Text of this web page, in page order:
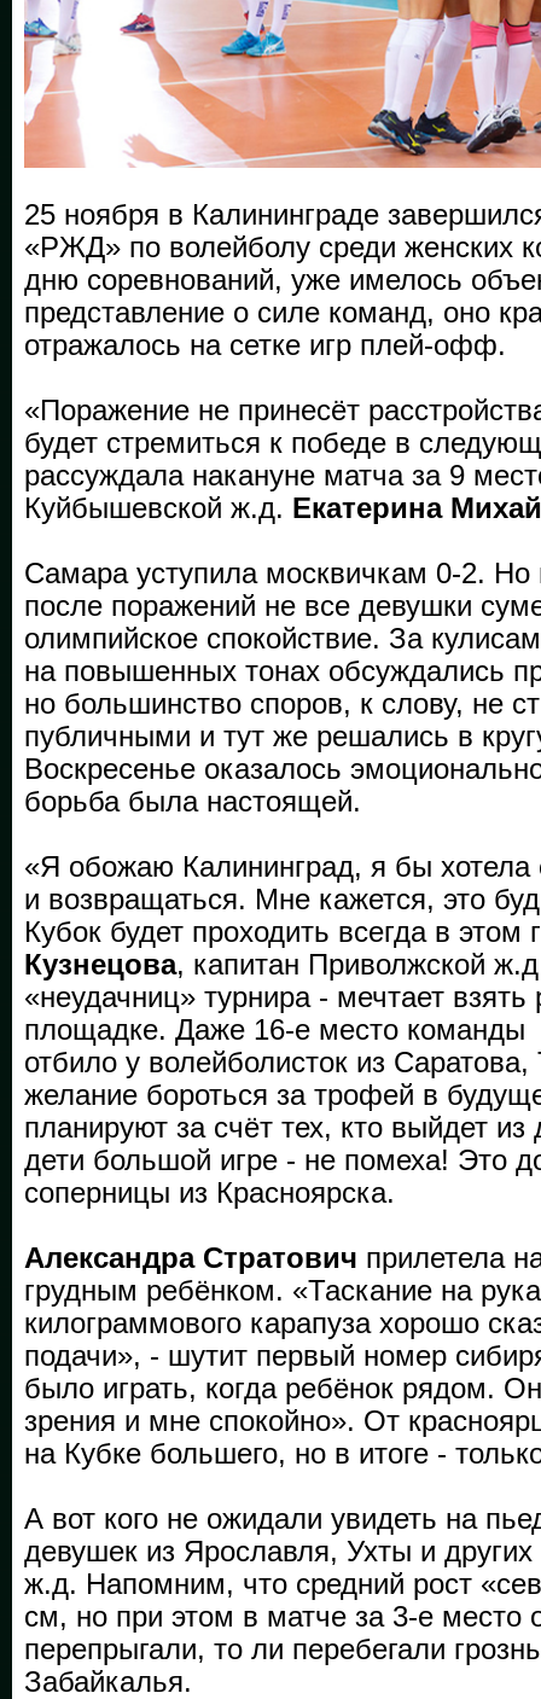
25 ноября в Калининграде
«РЖД» по волейболу среди женских
дню соревнований, уже имелось
представление о силе команд, оно
отражалось на сетке игр плей-офф.
«Поражение не принесёт
будет стремиться к победе в
рассуждала накануне матча за 9
Куйбышевской ж.д. Екатерина
Самара уступила москвичкам 0-2. Но
после поражений не все девушки
олимпийское спокойствие. За
на повышенных тонах обсуждались
но большинство споров, к слову, не
публичными и тут же решались в
Воскресенье оказалось
борьба была настоящей.
«Я обожаю Калининград, я бы хотела
и возвращаться. Мне кажется, это
Кубок будет проходить всегда в
Кузнецова, капитан Приволжской
«неудачниц» турнира - мечтает
площадке. Даже 16-е место команды
отбило у волейболисток из
желание бороться за трофей в
планируют за счёт тех, кто выйдет
дети большой игре - не помеха! Это
соперницы из Красноярска.
Александра Стратович прилетела
грудным ребёнком. «Таскание на
килограммового карапуза хорошо
подачи», - шутит первый номер
было играть, когда ребёнок рядом.
зрения и мне спокойно». От
на Кубке большего, но в итоге -
А вот кого не ожидали увидеть на
девушек из Ярославля, Ухты и
ж.д. Напомним, что средний рост
см, но при этом в матче за 3-е место
перепрыгали, то ли перебегали
Забайкалья.